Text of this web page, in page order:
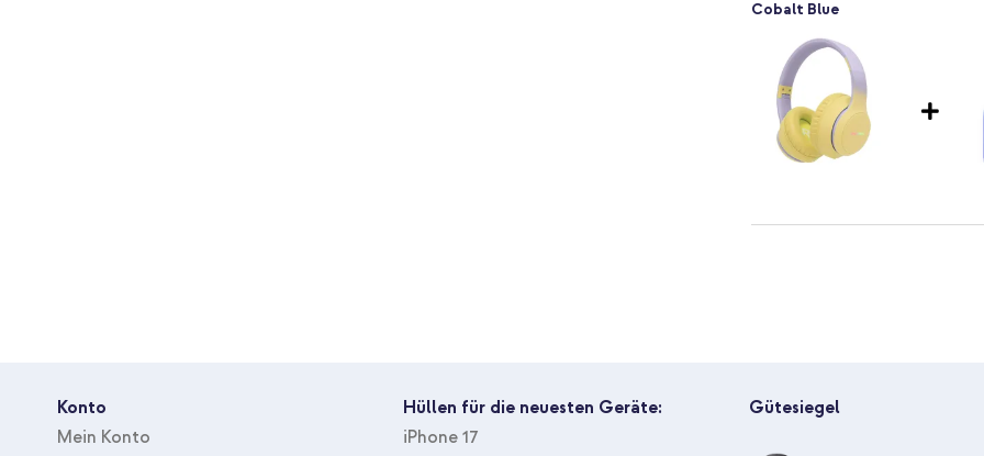
Cobalt Blue
imoshion Kabellose
Lavender Lilac / Yellow +
Konto
Mein Konto
Hüllen für die neuesten Geräte:
iPhone 17
Gütesiegel